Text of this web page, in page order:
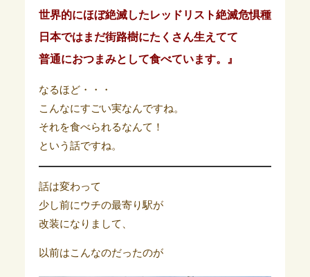
世界的にほぼ絶滅したレッドリスト絶滅危惧種
日本ではまだ街路樹にたくさん生えてて
普通におつまみとして食べています。』
なるほど・・・
こんなにすごい実なんですね。
それを食べられるなんて！
という話ですね。
話は変わって
少し前にウチの最寄り駅が
改装になりまして、
以前はこんなのだったのが